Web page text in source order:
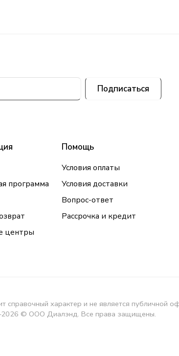
Подписаться
программа
центры
Помощь
Условия оплаты
Условия доставки
Вопрос-ответ
Рассрочка и кредит
справочный характер и не является
© ООО Диалэнд. Все права защищены.